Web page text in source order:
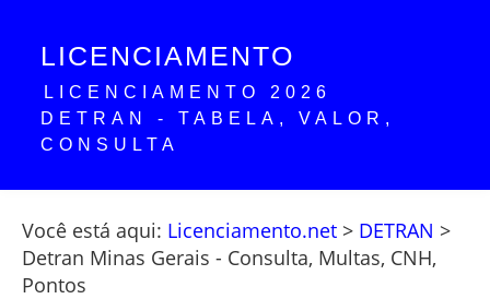
LICENCIAMENTO
LICENCIAMENTO 2026
DETRAN - TABELA, VALOR,
CONSULTA
Você está aqui: Licenciamento.net > DETRAN >
Detran Minas Gerais - Consulta, Multas, CNH,
Pontos